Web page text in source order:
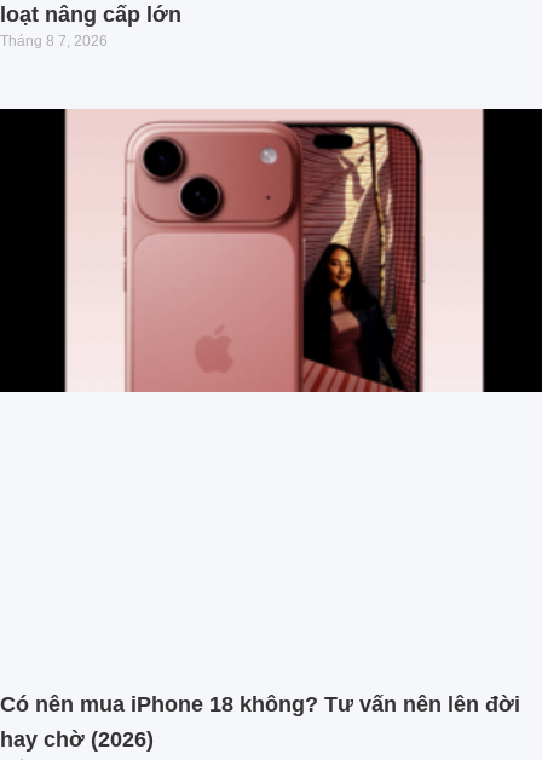
loạt nâng cấp lớn
Tháng 8 7, 2026
Có nên mua iPhone 18 không? Tư vấn nên lên đời
hay chờ (2026)